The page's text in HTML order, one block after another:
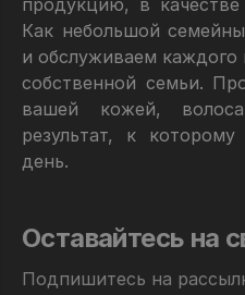
Как небольшой
и обслуживаем каждого
собственной семьи.
вашей кожей,
результат, к
день.
Оставайтесь на
Подпишитесь на